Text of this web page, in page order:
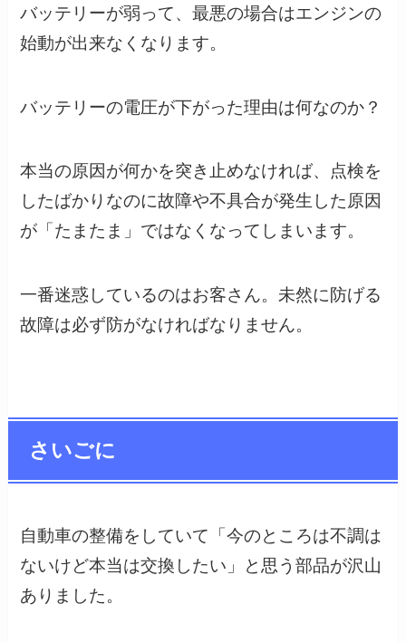
バッテリーが弱って、最悪の場合はエンジンの
始動が出来なくなります。
バッテリーの電圧が下がった理由は何なのか？
本当の原因が何かを突き止めなければ、点検を
したばかりなのに故障や不具合が発生した原因
が「たまたま」ではなくなってしまいます。
一番迷惑しているのはお客さん。未然に防げる
故障は必ず防がなければなりません。
さいごに
自動車の整備をしていて「今のところは不調は
ないけど本当は交換したい」と思う部品が沢山
ありました。